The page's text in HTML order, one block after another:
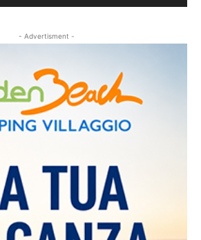
- Advertisment -